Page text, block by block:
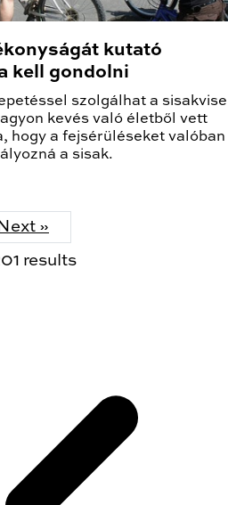
kutató
kell gondolni
szolgálhat a
kevés való életből vett
hogy a fejsérüléseket valóban
a sisak.
Next »
results